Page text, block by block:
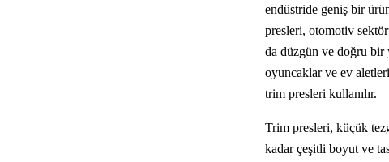
endüstride geniş bir
presleri, otomotiv
da düzgün ve doğru bir
oyuncaklar ve ev
trim presleri kullanılır.
Trim presleri, küçük
kadar çeşitli boyut ve